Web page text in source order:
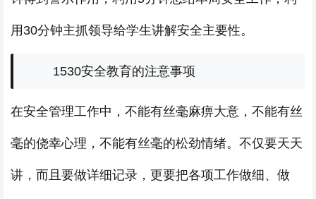
用30分钟主抓领导给学生讲解安全主要性。
1530安全教育的注意事项
在安全管理工作中，不能有丝毫麻痹大意，不能有丝
毫的侥幸心理，不能有丝毫的松劲情绪。不仅要天天
讲，而且要做详细记录，更要把各项工作做细、做